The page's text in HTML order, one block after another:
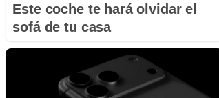
Este coche te hará olvidar el
sofá de tu casa